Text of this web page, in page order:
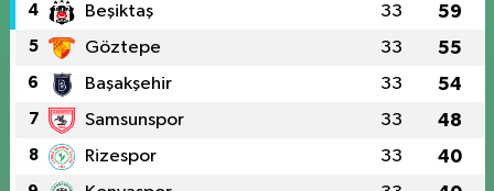
4 Beşiktaş 33 59
5 Göztepe 33 55
6 Başakşehir 33 54
7 Samsunspor 33 48
8 Rizespor 33 40